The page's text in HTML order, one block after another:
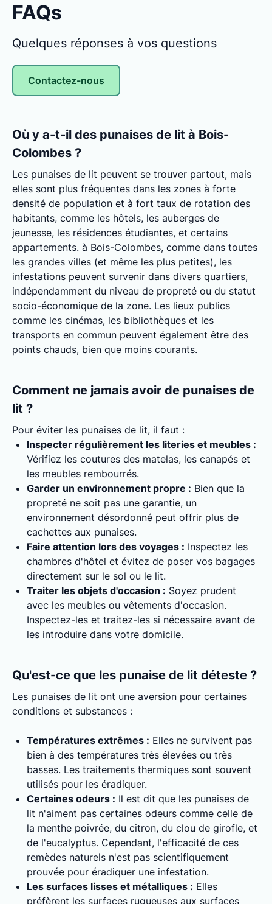
FAQs
Quelques réponses à vos questions
Contactez-nous
Où y a-t-il des punaises de lit à Bois-
Colombes ?
Les punaises de lit peuvent se trouver partout, mais
elles sont plus fréquentes dans les zones à forte
densité de population et à fort taux de rotation des
habitants, comme les hôtels, les auberges de
jeunesse, les résidences étudiantes, et certains
appartements. à Bois-Colombes, comme dans toutes
les grandes villes (et même les plus petites), les
infestations peuvent survenir dans divers quartiers,
indépendamment du niveau de propreté ou du statut
socio-économique de la zone. Les lieux publics
comme les cinémas, les bibliothèques et les
transports en commun peuvent également être des
points chauds, bien que moins courants.
Comment ne jamais avoir de punaises de
lit ?
Pour éviter les punaises de lit, il faut :
Inspecter régulièrement les literies et meubles :
Vérifiez les coutures des matelas, les canapés et
les meubles rembourrés.
Garder un environnement propre : Bien que la
propreté ne soit pas une garantie, un
environnement désordonné peut offrir plus de
cachettes aux punaises.
Faire attention lors des voyages : Inspectez les
chambres d'hôtel et évitez de poser vos bagages
directement sur le sol ou le lit.
Traiter les objets d'occasion : Soyez prudent
avec les meubles ou vêtements d'occasion.
Inspectez-les et traitez-les si nécessaire avant de
les introduire dans votre domicile.
Qu'est-ce que les punaise de lit déteste ?
Les punaises de lit ont une aversion pour certaines
conditions et substances :
Températures extrêmes : Elles ne survivent pas
bien à des températures très élevées ou très
basses. Les traitements thermiques sont souvent
utilisés pour les éradiquer.
Certaines odeurs : Il est dit que les punaises de
lit n'aiment pas certaines odeurs comme celle de
la menthe poivrée, du citron, du clou de girofle, et
de l'eucalyptus. Cependant, l'efficacité de ces
remèdes naturels n'est pas scientifiquement
prouvée pour éradiquer une infestation.
Les surfaces lisses et métalliques : Elles
préfèrent les surfaces rugueuses aux surfaces